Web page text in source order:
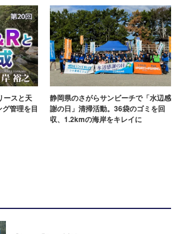
ースと天
管理を目
静岡県のさがらサンビーチで「水辺感
謝の日」清掃活動。36袋のゴミを回
収、1.2kmの海岸をキレイに